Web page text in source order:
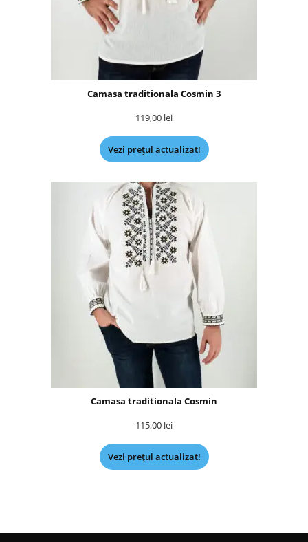
Camasa traditionala Cosmin 3
119,00 lei
Vezi prețul actualizat!
Camasa traditionala Cosmin
115,00 lei
Vezi prețul actualizat!